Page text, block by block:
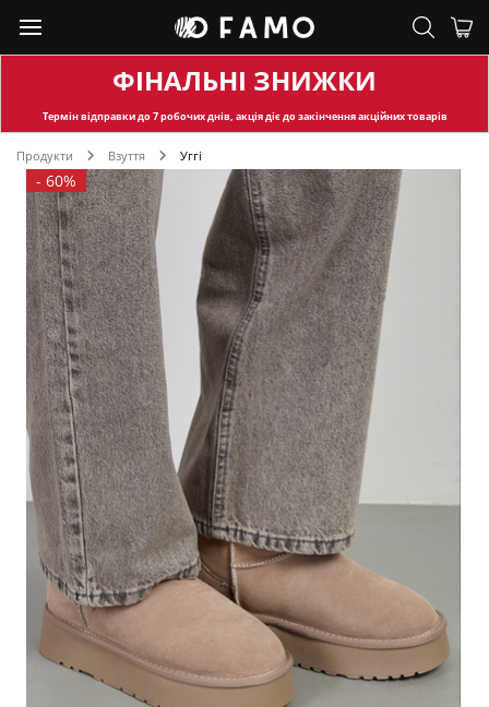
ФІНАЛЬНІ ЗНИЖКИ
Термін відправкидо 7 робочих днів, акція діє до закінчення акційних товарів
Продукти Взуття Уггі
- 60%